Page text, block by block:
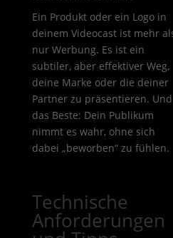
Ein Produkt oder ein Logo in
deinem Videocast ist mehr
nur Werbung. Es ist ein
subtiler, aber effektiver Weg,
deine Marke oder die deiner
Partner zu präsentieren. Und
das Beste: Dein Publikum
nimmt es wahr, ohne sich
dabei „beworben“ zu fühlen.
Technische
Anforderungen